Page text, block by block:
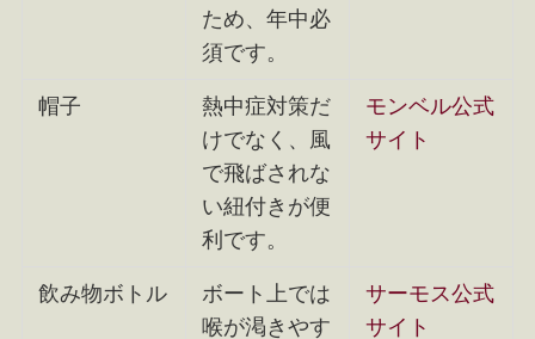
ため、年中必
須です。
帽子
熱中症対策だ
けでなく、風
で飛ばされな
い紐付きが便
利です。
モンベル公式
サイト
飲み物ボトル
ボート上では
喉が渇きやす
サーモス公式
サイト